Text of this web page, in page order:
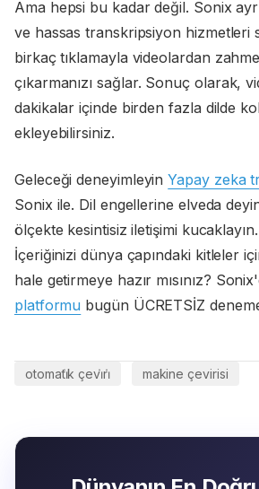
Ama hepsi bu kadar değil. Sonix
ve hassas transkripsiyon hizmetleri
birkaç tıklamayla videolardan
çıkarmanızı sağlar. Sonuç olarak,
dakikalar içinde birden fazla dilde
ekleyebilirsiniz.
Geleceği deneyimleyinYapay zeka
Sonix ile. Dil engellerine elveda
ölçekte kesintisiz iletişimi kucaklayın.
İçeriğinizi dünya çapındaki kitleler
hale getirmeye hazır mısınız?
platformu bugün ÜCRETSİZ
otomati̇k çevi̇ri̇ makine çevirisi